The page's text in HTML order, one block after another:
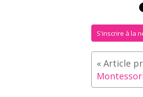
S'inscrire à la